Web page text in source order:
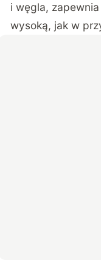
i węgla,
wysoką, jak w